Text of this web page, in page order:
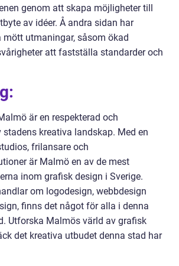
genom att skapa möjligheter till
av idéer. Å andra sidan har
mött utmaningar, såsom ökad
att fastställa standarder och
är en respekterad och
stadens kreativa landskap. Med en
frilansare och
är Malmö en av de mest
inom grafisk design i Sverige.
om logodesign, webbdesign
finns det något för alla i denna
Utforska Malmös värld av grafisk
det kreativa utbudet denna stad har